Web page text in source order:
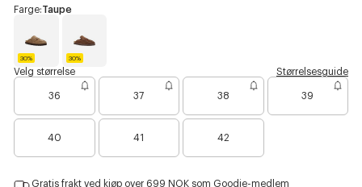
a
e
s
s
b
i
Farge:Taupe
30%
T
a
e
30%
o
c
a
Velg størrelse Størrelsesguide
36 37 38 39
40
r
41
r
42
r
Gratis frakt ved kjøp over 699 NOK som Goodie-medlem